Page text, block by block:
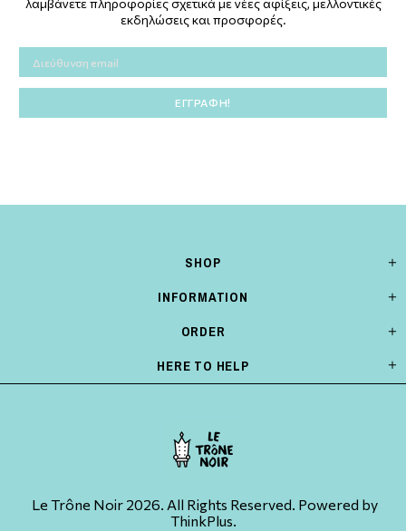
λαμβάνετε πληροφορίες σχετικά με νέες αφίξεις, μελλοντικές
εκδηλώσεις και προσφορές.
SHOP
INFORMATION
ORDER
HERE TO HELP
Le Trône Noir 2026. All Rights Reserved. Powered by
ThinkPlus.